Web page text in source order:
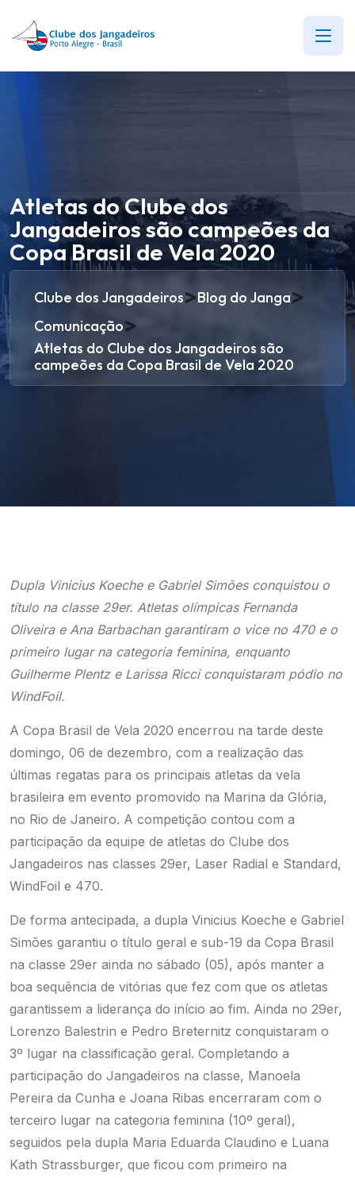
Atletas do Clube dos
Jangadeiros são campeões da
Copa Brasil de Vela 2020
Clube dos Jangadeiros>Blog do Janga>
Comunicação>
Atletas do Clube dos Jangadeiros são
campeões da Copa Brasil de Vela 2020
Dupla Vinicius Koeche e Gabriel Simões conquistou o
título na classe 29er. Atletas olímpicas Fernanda
Oliveira e Ana Barbachan garantiram o vice no 470 e o
primeiro lugar na categoria feminina, enquanto
Guilherme Plentz e Larissa Ricci conquistaram pódio no
WindFoil.
A Copa Brasil de Vela 2020 encerrou na tarde deste
domingo, 06 de dezembro, com a realização das
últimas regatas para os principais atletas da vela
brasileira em evento promovido na Marina da Glória,
no Rio de Janeiro. A competição contou com a
participação da equipe de atletas do Clube dos
Jangadeiros nas classes 29er, Laser Radial e Standard,
WindFoil e 470.
De forma antecipada, a dupla Vinicius Koeche e Gabriel
Simões garantiu o título geral e sub-19 da Copa Brasil
na classe 29er ainda no sábado (05), após manter a
boa sequência de vitórias que fez com que os atletas
garantissem a liderança do início ao fim. Ainda no 29er,
Lorenzo Balestrin e Pedro Breternitz conquistaram o
3º lugar na classificação geral. Completando a
participação do Jangadeiros na classe, Manoela
Pereira da Cunha e Joana Ribas encerraram com o
terceiro lugar na categoria feminina (10º geral),
seguidos pela dupla Maria Eduarda Claudino e Luana
Kath Strassburger, que ficou com primeiro na